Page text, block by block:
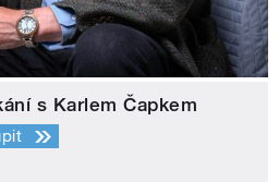
s Karlem Čapkem